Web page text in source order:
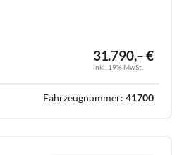
31.790,– €
inkl. 19% MwSt.
Fahrzeugnummer: 41700